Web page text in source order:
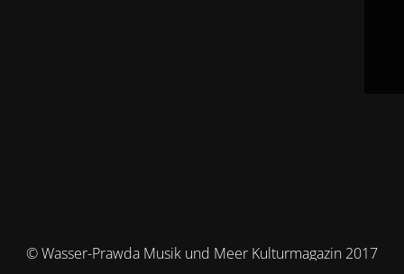
© Wasser-Prawda Musik und Meer Kulturmagazin 2017